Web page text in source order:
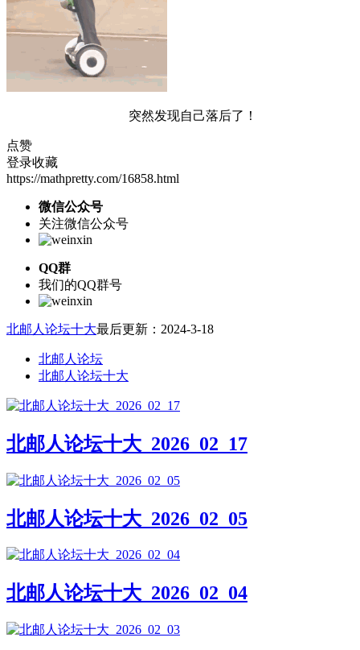
突然发现自己落后了！
点赞
登录收藏
https://mathpretty.com/16858.html
微信公众号
关注微信公众号
QQ群
我们的QQ群号
北邮人论坛十大最后更新：2024-3-18
北邮人论坛
北邮人论坛十大
北邮人论坛十大_2026_02_17
北邮人论坛十大_2026_02_05
北邮人论坛十大_2026_02_04